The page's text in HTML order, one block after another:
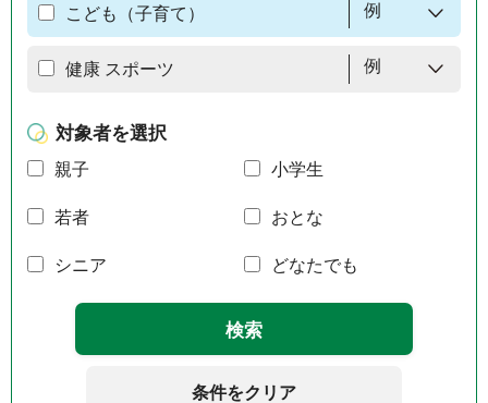
こども（子育て） 例
健康 スポーツ 例
対象者を選択
親子 小学生
若者 おとな
シニア どなたでも
条件をクリア